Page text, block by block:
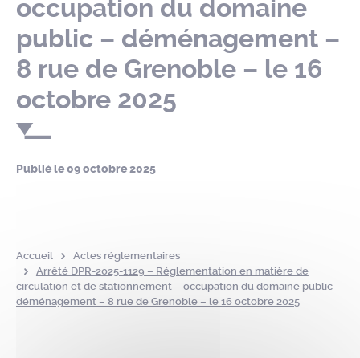
occupation du domaine
public – déménagement –
8 rue de Grenoble – le 16
octobre 2025
Publié le09 octobre 2025
Accueil
Actes réglementaires
Arrêté DPR-2025-1129 – Réglementation en matière de
circulation et de stationnement – occupation du domaine public –
déménagement – 8 rue de Grenoble – le 16 octobre 2025